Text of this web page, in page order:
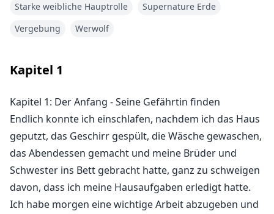
sie ihn ablehnen und mit ihrem Leben weitermachen,
ihre Geschwister mitnehmend?
Starke weibliche Hauptrolle
Supernature Erde
Vergebung
Werwolf
Kapitel 1
Kapitel 1: Der Anfang - Seine Gefährtin finden
Endlich konnte ich einschlafen, nachdem ich das Haus
geputzt, das Geschirr gespült, die Wäsche gewaschen,
das Abendessen gemacht und meine Brüder und
Schwester ins Bett gebracht hatte, ganz zu schweigen
davon, dass ich meine Hausaufgaben erledigt hatte.
Ich habe morgen eine wichtige Arbeit abzugeben und